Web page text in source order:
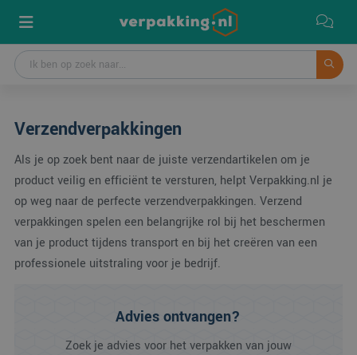
Verzendverpakkingen
Als je op zoek bent naar de juiste verzendartikelen om je
product veilig en efficiënt te versturen, helpt Verpakking.nl je
op weg naar de perfecte verzendverpakkingen. Verzend
verpakkingen spelen een belangrijke rol bij het beschermen
van je product tijdens transport en bij het creëren van een
professionele uitstraling voor je bedrijf.
Advies ontvangen?
Zoek je advies voor het verpakken van jouw